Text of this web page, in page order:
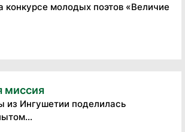
конкурсе молодых поэтов «Величие
миссия
из Ингушетии поделилась